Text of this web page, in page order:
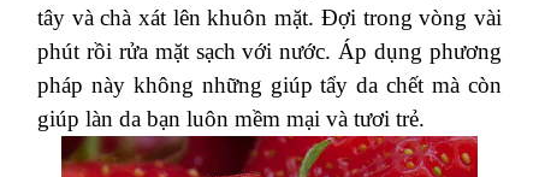
tây và chà xát lên khuôn mặt. Đợi trong vòng vài
phút rồi rửa mặt sạch với nước. Áp dụng phương
pháp này không những giúp tẩy da chết mà còn
giúp làn da bạn luôn mềm mại và tươi trẻ.